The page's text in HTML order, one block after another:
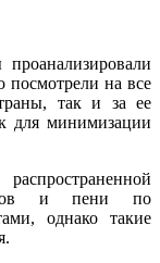
на все
так и за ее
для минимизации
и пени по
однако такие